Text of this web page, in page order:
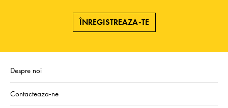
ÎNREGISTREAZA-TE
Despre noi
Contacteaza-ne